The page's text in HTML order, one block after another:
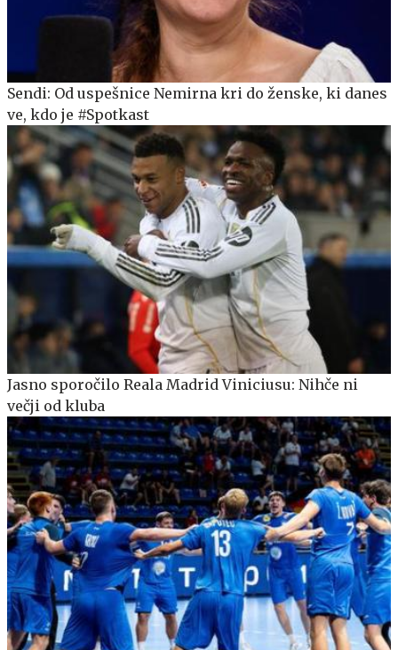
Sendi: Od uspešnice Nemirna kri do ženske, ki danes
ve, kdo je #Spotkast
Jasno sporočilo Reala Madrid Viniciusu: Nihče ni
večji od kluba